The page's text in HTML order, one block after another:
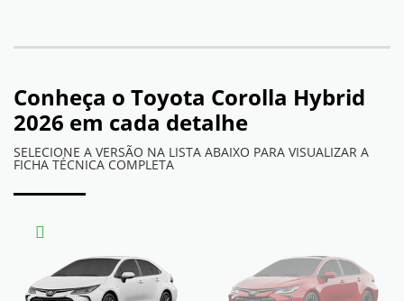
Conheça o Toyota Corolla Hybrid
2026 em cada detalhe
SELECIONE A VERSÃO NA LISTA ABAIXO PARA VISUALIZAR A
FICHA TÉCNICA COMPLETA